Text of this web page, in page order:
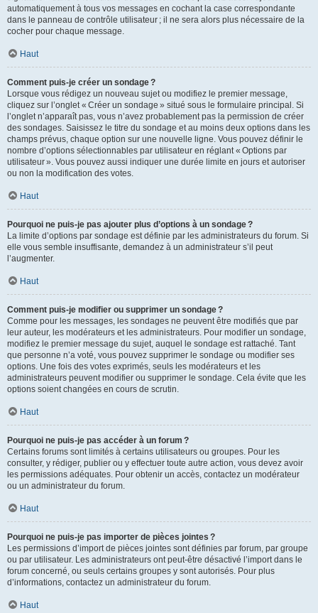
automatiquement à tous vos messages en cochant la case correspondante
dans le panneau de contrôle utilisateur ; il ne sera alors plus nécessaire de la
cocher pour chaque message.
Haut
Comment puis-je créer un sondage ?
Lorsque vous rédigez un nouveau sujet ou modifiez le premier message,
cliquez sur l’onglet « Créer un sondage » situé sous le formulaire principal. Si
l’onglet n’apparaît pas, vous n’avez probablement pas la permission de créer
des sondages. Saisissez le titre du sondage et au moins deux options dans les
champs prévus, chaque option sur une nouvelle ligne. Vous pouvez définir le
nombre d’options sélectionnables par utilisateur en réglant « Options par
utilisateur ». Vous pouvez aussi indiquer une durée limite en jours et autoriser
ou non la modification des votes.
Haut
Pourquoi ne puis-je pas ajouter plus d’options à un sondage ?
La limite d’options par sondage est définie par les administrateurs du forum. Si
elle vous semble insuffisante, demandez à un administrateur s’il peut
l’augmenter.
Haut
Comment puis-je modifier ou supprimer un sondage ?
Comme pour les messages, les sondages ne peuvent être modifiés que par
leur auteur, les modérateurs et les administrateurs. Pour modifier un sondage,
modifiez le premier message du sujet, auquel le sondage est rattaché. Tant
que personne n’a voté, vous pouvez supprimer le sondage ou modifier ses
options. Une fois des votes exprimés, seuls les modérateurs et les
administrateurs peuvent modifier ou supprimer le sondage. Cela évite que les
options soient changées en cours de scrutin.
Haut
Pourquoi ne puis-je pas accéder à un forum ?
Certains forums sont limités à certains utilisateurs ou groupes. Pour les
consulter, y rédiger, publier ou y effectuer toute autre action, vous devez avoir
les permissions adéquates. Pour obtenir un accès, contactez un modérateur
ou un administrateur du forum.
Haut
Pourquoi ne puis-je pas importer de pièces jointes ?
Les permissions d’import de pièces jointes sont définies par forum, par groupe
ou par utilisateur. Les administrateurs ont peut-être désactivé l’import dans le
forum concerné, ou seuls certains groupes y sont autorisés. Pour plus
d’informations, contactez un administrateur du forum.
Haut